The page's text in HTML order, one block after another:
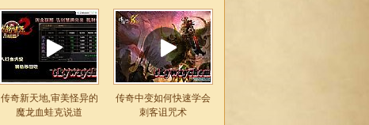
传奇新天地,审美怪异的
魔龙血蛙克说道
传奇中变如何快速学会
刺客诅咒术